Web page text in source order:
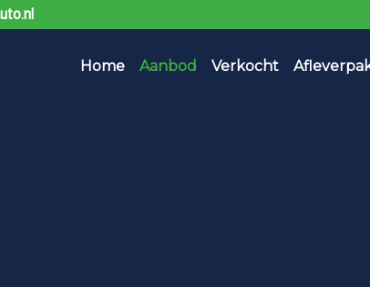
Home Aanbod Verkocht